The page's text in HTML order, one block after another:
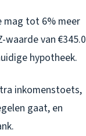
mag tot 6% meer
van
hypotheek.
inkomenstoets,
gaat, en